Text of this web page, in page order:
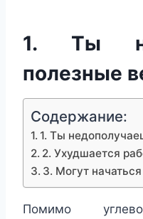
1. Ты
полезные
Содержание:
1. Ты
2. Ухудшается
3. Могут
Помимо